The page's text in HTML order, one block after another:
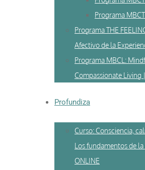
Programa
Programa THE
Afectivo de la
Programa MBCL:
Compassionate Living
Profundiza
Curso: Consciencia,
Los fundamentos de
ONLINE